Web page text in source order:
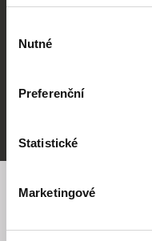
souhlasu
Nutné
Preferenční
Statistické
Marketingové
Chcete být